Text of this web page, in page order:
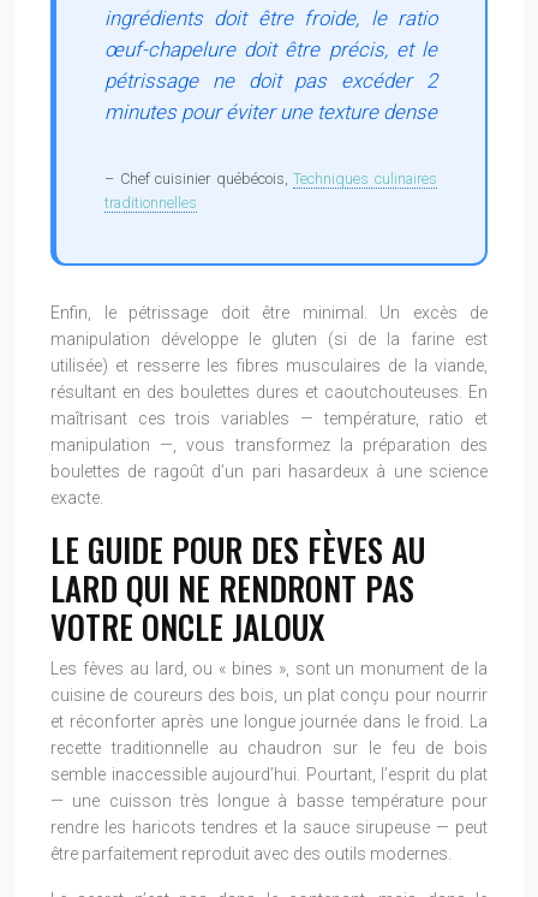
ingrédients doit être froide, le ratio
œuf-chapelure doit être précis, et le
pétrissage ne doit pas excéder 2
minutes pour éviter une texture dense
– Chef cuisinier québécois,Techniques culinaires
traditionnelles
Enfin, le pétrissage doit être minimal. Un excès de
manipulation développe le gluten (si de la farine est
utilisée) et resserre les fibres musculaires de la viande,
résultant en des boulettes dures et caoutchouteuses. En
maîtrisant ces trois variables — température, ratio et
manipulation —, vous transformez la préparation des
boulettes de ragoût d’un pari hasardeux à une science
exacte.
LE GUIDE POUR DES FÈVES AU
LARD QUI NE RENDRONT PAS
VOTRE ONCLE JALOUX
Les fèves au lard, ou « bines », sont un monument de la
cuisine de coureurs des bois, un plat conçu pour nourrir
et réconforter après une longue journée dans le froid. La
recette traditionnelle au chaudron sur le feu de bois
semble inaccessible aujourd’hui. Pourtant, l’esprit du plat
— une cuisson très longue à basse température pour
rendre les haricots tendres et la sauce sirupeuse — peut
être parfaitement reproduit avec des outils modernes.